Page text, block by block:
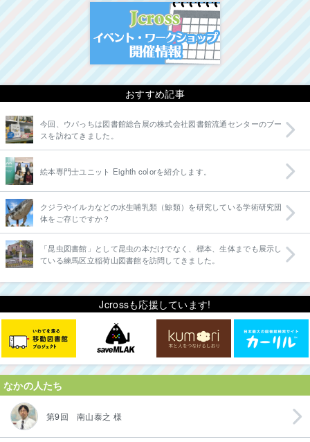
イベント・ワーク
おすすめ記事
今回、ウパっちは図書館総合展の株式会社図書館流通センターのブー
スを訪ねてきました。
絵本専門士ユニット Eighth colorを紹介します。
クジラやイルカなどの水生哺乳類（鯨類）を研究している学術研究団
体をご存じですか？
「昆虫図書館」として昆虫の本だけでなく、標本、生体までも展示し
ている練馬区立稲荷山図書館を訪問してきました。
Jcrossも応援しています!
なかの人たち
第9回 南山泰之 様